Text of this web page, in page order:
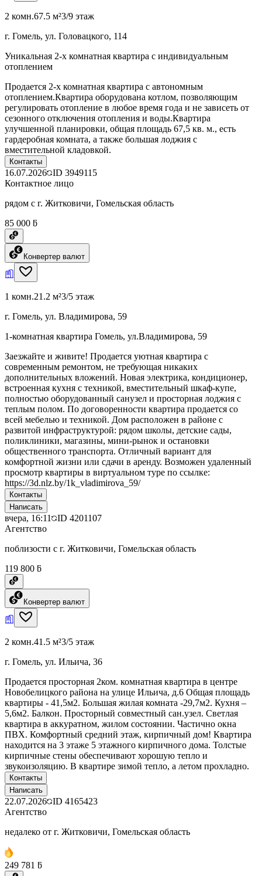
2 комн.67.5 м²3/9 этаж
г. Гомель, ул. Головацкого, 114
Уникальная 2-х комнатная квартира с индивидуальным
отоплением
Продается 2-х комнатная квартира с автономным
отоплением.Квартира оборудована котлом, позволяющим
регулировать отопление в любое время года и не зависеть от
сезонного отключения отопления и воды.Квартира
улучшенной планировки, общая площадь 67,5 кв. м., есть
гардеробная комната, а также большая лоджия с
вместительной кладовкой.
Контакты
16.07.2026 ID 3949115
Контактное лицо
рядом с г. Житковичи, Гомельская область
85 000 ƃ
Конвертер валют
1 комн.21.2 м²3/5 этаж
г. Гомель, ул. Владимирова, 59
1-комнатная квартира Гомель, ул.Владимирова, 59
Заезжайте и живите! Продается уютная квартира с
современным ремонтом, не требующая никаких
дополнительных вложений. Новая электрика, кондиционер,
встроенная кухня с техникой, вместительный шкаф-купе,
полностью оборудованный санузел и просторная лоджия с
теплым полом. По договоренности квартира продается со
всей мебелью и техникой. Дом расположен в районе с
развитой инфраструктурой: рядом школы, детские сады,
поликлиники, магазины, мини-рынок и остановки
общественного транспорта. Отличный вариант для
комфортной жизни или сдачи в аренду. Возможен удаленный
просмотр квартиры в виртуальном туре по ссылке:
https://3d.nlz.by/1k_vladimirova_59/
Контакты
Написать
вчера, 16:11 ID 4201107
Агентство
поблизости с г. Житковичи, Гомельская область
119 800 ƃ
Конвертер валют
2 комн.41.5 м²3/5 этаж
г. Гомель, ул. Ильича, 36
Продается просторная 2ком. комнатная квартира в центре
Новобелицкого района на улице Ильича, д.6 Общая площадь
квартиры - 41,5м2. Большая жилая комната -29,7м2. Кухня –
5,6м2. Балкон. Просторный совместный сан.узел. Светлая
квартира в аккуратном, жилом состоянии. Частично окна
ПВХ. Комфортный средний этаж, кирпичный дом! Квартира
находится на 3 этаже 5 этажного кирпичного дома. Толстые
кирпичные стены обеспечивают хорошую тепло и
звукоизоляцию. В квартире зимой тепло, а летом прохладно.
Контакты
Написать
22.07.2026 ID 4165423
Агентство
недалеко от г. Житковичи, Гомельская область
249 781 ƃ